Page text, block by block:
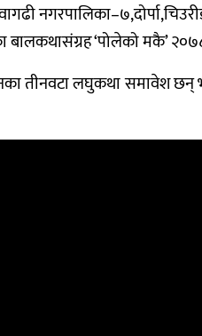
‘पोलेको मकै’ २०७८
तीनवटा लघुकथा समावेश छन्